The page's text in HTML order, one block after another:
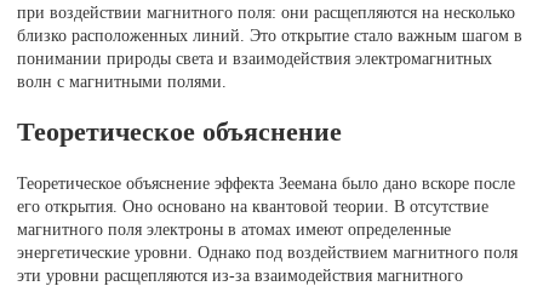
при воздействии магнитного поля: они расщепляются на несколько
близко расположенных линий. Это открытие стало важным шагом в
понимании природы света и взаимодействия электромагнитных
волн с магнитными полями.
Теоретическое объяснение
Теоретическое объяснение эффекта Зеемана было дано вскоре после
его открытия. Оно основано на квантовой теории. В отсутствие
магнитного поля электроны в атомах имеют определенные
энергетические уровни. Однако под воздействием магнитного поля
эти уровни расщепляются из-за взаимодействия магнитного